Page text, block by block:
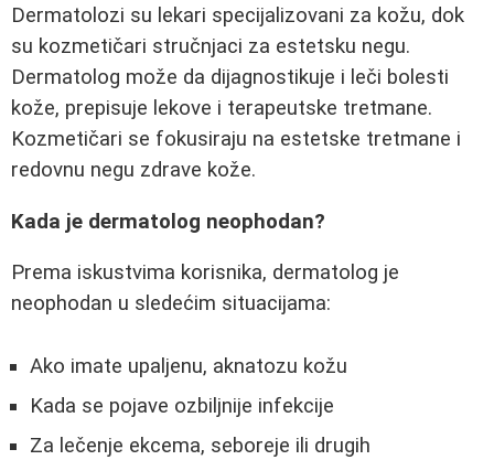
Dermatolozi su lekari specijalizovani za kožu, dok
su kozmetičari stručnjaci za estetsku negu.
Dermatolog može da dijagnostikuje i leči bolesti
kože, prepisuje lekove i terapeutske tretmane.
Kozmetičari se fokusiraju na estetske tretmane i
redovnu negu zdrave kože.
Kada je dermatolog neophodan?
Prema iskustvima korisnika, dermatolog je
neophodan u sledećim situacijama:
Ako imate upaljenu, aknatozu kožu
Kada se pojave ozbiljnije infekcije
Za lečenje ekcema, seboreje ili drugih